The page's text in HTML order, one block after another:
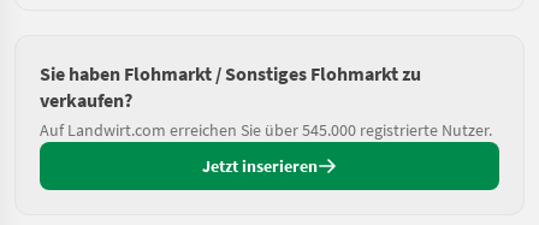
Sie haben Flohmarkt / Sonstiges Flohmarkt zu
verkaufen?
Auf Landwirt.com erreichen Sie über 545.000 registrierte Nutzer.
Jetzt inserieren